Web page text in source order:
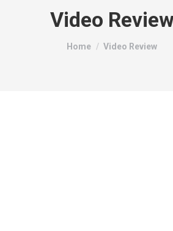
Video
You are here:
Home Video Review